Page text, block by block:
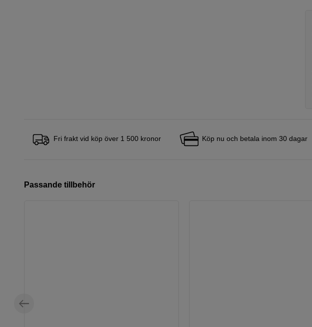
Fri frakt vid köp över 1 500 kronor Köp nu och betala inom 30 dagar
Passande tillbehör